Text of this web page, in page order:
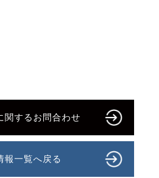
関するお問合わせ
報一覧へ戻る